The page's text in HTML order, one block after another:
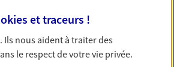
garder un œil sur vos dépenses :
au quotidien.
et traceurs !
. Ils nous aident à traiter des
le respect de votre vie privée.